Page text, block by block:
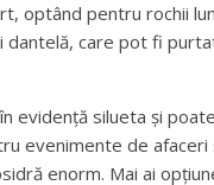
optând pentru rochii
dantelă, care pot fi
evidență silueta și
evenimente de
enorm. Mai ai